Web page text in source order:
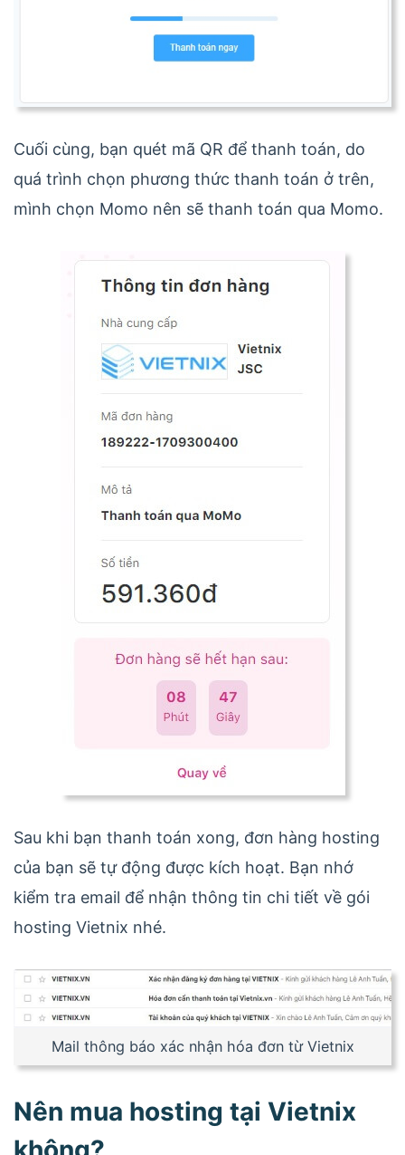
Cuối cùng, bạn quét mã QR để thanh toán, do
quá trình chọn phương thức thanh toán ở trên,
mình chọn Momo nên sẽ thanh toán qua Momo.
Sau khi bạn thanh toán xong, đơn hàng hosting
của bạn sẽ tự động được kích hoạt. Bạn nhớ
kiểm tra email để nhận thông tin chi tiết về gói
hosting Vietnix nhé.
Mail thông báo xác nhận hóa đơn từ Vietnix
Nên mua hosting tại Vietnix